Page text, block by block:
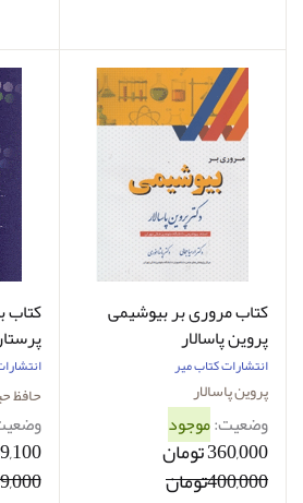
کتاب مروری بر بیوشیمی
پروین پاسالار
انتشارات کتاب میر
پروین پاسالار
وضعیت:موجود
360,000 تومان
400,000تومان
کتاب
حافظ
359,100